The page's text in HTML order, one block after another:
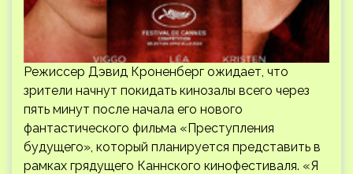
Режиссер Дэвид Кроненберг ожидает, что
зрители начнут покидать кинозалы всего через
пять минут после начала его нового
фантастического фильма «Преступления
будущего», который планируется представить в
рамках грядущего Каннского кинофестиваля. «Я